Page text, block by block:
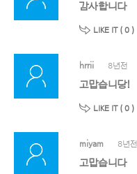
감사합니다
LIKE IT ( 0 )
hrrii 8년전
고맙습니당!
LIKE IT ( 0 )
miyam 8년전
고맙습니다